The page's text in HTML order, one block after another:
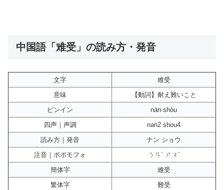
中国語「难受」の読み方・発音
文字
难受
意味
【動詞】耐え難いこと
ピンイン
nán shòu
四声｜声調
nan2 shou4
読み方｜発音
ナン ショウ
注音｜ボポモフォ
ㄋㄢˊ ㄕㄡˋ
簡体字
难受
繁体字
難受